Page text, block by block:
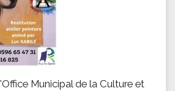
Municipal de la Culture et